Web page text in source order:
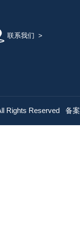
联系我们 >
Rights Reserved 备